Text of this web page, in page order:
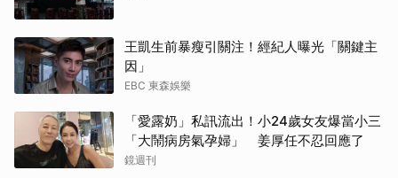
王凱生前暴瘦引關注！經紀人曝光「關鍵主
因」
EBC 東森娛樂
「愛露奶」私訊流出！小24歲女友爆當小三
「大鬧病房氣孕婦」 姜厚任不忍回應了
鏡週刊